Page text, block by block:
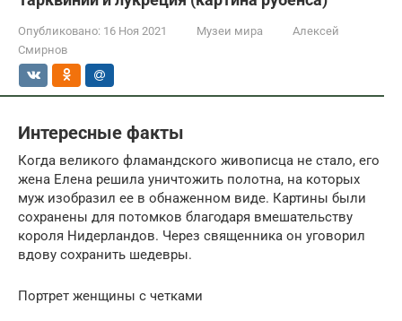
Опубликовано: 16 Ноя 2021 Музеи мира
Алексей
Смирнов
Интересные факты
Когда великого фламандского живописца не стало, его
жена Елена решила уничтожить полотна, на которых
муж изобразил ее в обнаженном виде. Картины были
сохранены для потомков благодаря вмешательству
короля Нидерландов. Через священника он уговорил
вдову сохранить шедевры.
Портрет женщины с четками